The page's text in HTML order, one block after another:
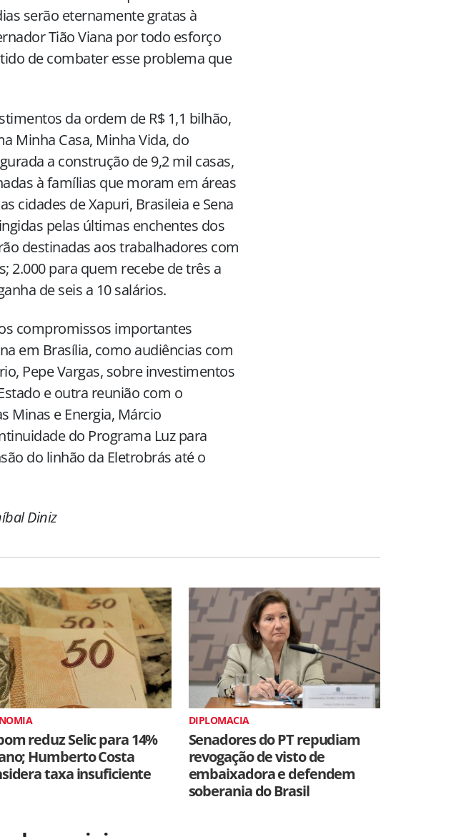
serão eternamente gratas à
Tião Viana por todo esforço
de combater esse problema que
da ordem de R$ 1,1 bilhão,
Minha Casa, Minha Vida, do
a construção de 9,2 mil casas,
à famílias que moram em áreas
cidades de Xapuri, Brasileia e Sena
pelas últimas enchentes dos
destinadas aos trabalhadores com
2.000 para quem recebe de três a
de seis a 10 salários.
compromissos importantes
em Brasília, como audiências com
Pepe Vargas, sobre investimentos
e outra reunião com o
Minas e Energia, Márcio
do Programa Luz para
do linhão da Eletrobrás até o
Diniz
reduz Selic para 14%
Humberto Costa
taxa insuficiente
DIPLOMACIA
Senadores do PT repudiam
revogação de visto de
embaixadora e defendem
soberania do Brasil